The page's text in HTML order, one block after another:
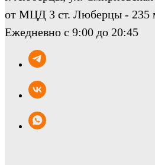
от МЦД 3 ст. Люберцы - 235
Ежедневно с 9:00 до 20:45